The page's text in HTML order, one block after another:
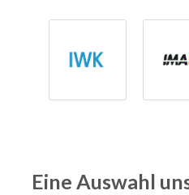
Eine Auswahl